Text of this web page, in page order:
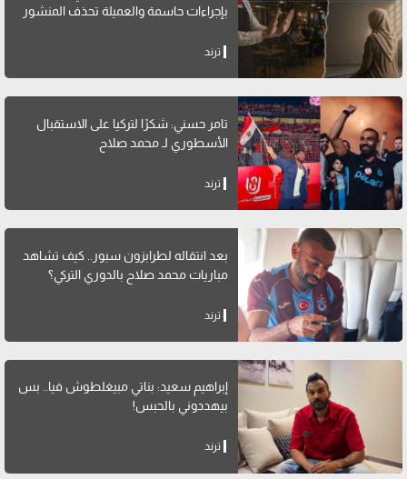
بإجراءات حاسمة والعميلة تحذف المنشور
ترند
تامر حسني: شكرًا لتركيا على الاستقبال
الأسطوري لـ محمد صلاح
ترند
بعد انتقاله لطرابزون سبور.. كيف تشاهد
مباريات محمد صلاح بالدوري التركي؟
ترند
إبراهيم سعيد: بناتي مبيغلطوش فيا.. بس
بيهددوني بالحبس!
ترند